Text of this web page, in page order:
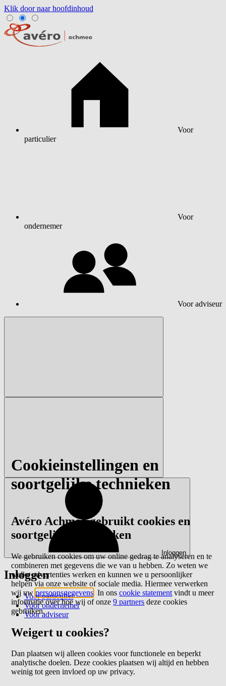
Klik door naar hoofdinhoud
Voor
particulier
Voor
ondernemer
Voor adviseur
Inloggen
Inloggen
Voor particulier
Voor ondernemer
Voor adviseur
Cookieinstellingen en
soortgelijke technieken
Avéro Achmea gebruikt cookies en
soortgelijke technieken
We gebruiken cookies om uw online gedrag te analyseren en te
combineren met gegevens die we van u hebben. Zo weten we
welke advertenties werken en kunnen we u persoonlijker
helpen via onze website of sociale media. Hiermee verwerken
wij uwpersoonsgegevens . In onscookie statement vindt u meer
informatie over hoe wij of onze9 partners deze cookies
gebruiken.
Weigert u cookies?
Dan plaatsen wij alleen cookies voor functionele en beperkt
analytische doelen. Deze cookies plaatsen wij altijd en hebben
weinig tot geen invloed op uw privacy.